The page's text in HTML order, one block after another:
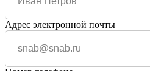
Адрес электронной почты